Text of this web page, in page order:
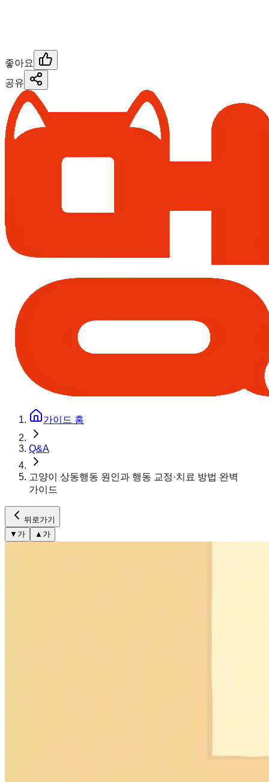
좋아요
공유
가이드 홈
Q&A
고양이 상동행동 원인과 행동 교정·치료 방법 완벽
가이드
뒤로가기
▼ 가 ▲ 가